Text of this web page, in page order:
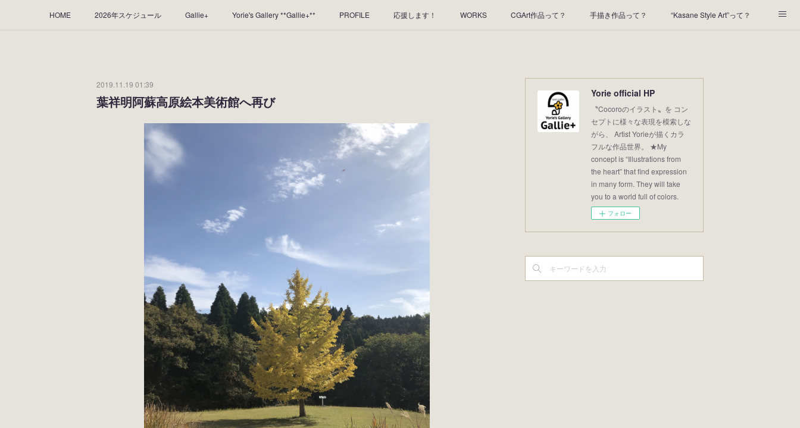
HOME 2026年スケジュール Gallie+ Yorie's Gallery **Gallie+** PROFILE 応援します！ WORKS CGArt作品って？ 手描き作品って？ “Kasane Style Art”って？
2019.11.19 01:39
葉祥明阿蘇高原絵本美術館へ再び Yorie official HP
〝Cocoroのイラスト〟を コン
セプトに様々な表現を模索しな
がら、 Artist Yorieが描くカラ
フルな作品世界。 ★My
concept is “Illustrations from
the heart” that find expression
in many form. They will take
you to a world full of colors.
フォロー